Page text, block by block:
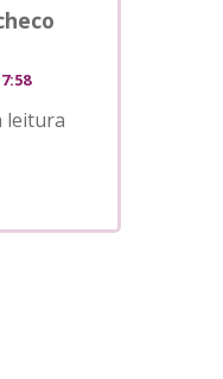
leitura